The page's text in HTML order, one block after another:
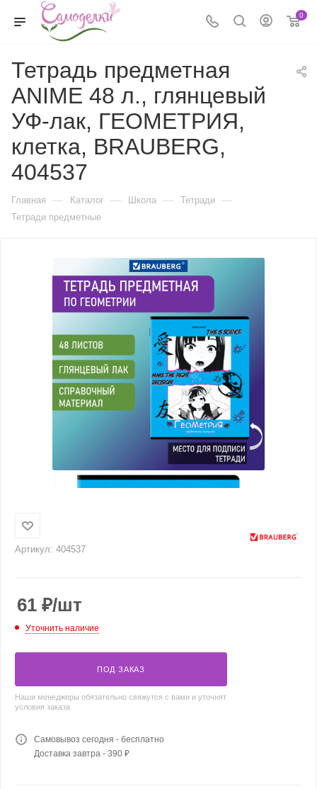
0
Тетрадь предметная
ANIME 48 л., глянцевый
УФ-лак, ГЕОМЕТРИЯ,
клетка, BRAUBERG,
404537
Главная — Каталог — Школа — Тетради —
Тетради предметные
Артикул: 404537
61 ₽/шт
Уточнить наличие
ПОД ЗАКАЗ
Наши менеджеры обязательно свяжутся с вами и уточнят
условия заказа
Самовывоз сегодня - бесплатно
Доставка завтра - 390 ₽